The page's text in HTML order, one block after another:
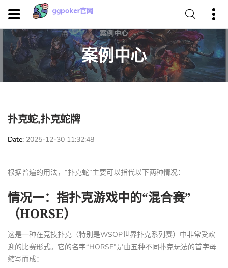
案例中心
扑克蛇,扑克蛇牌
Date 2025-12-30 11:32:48
根据普遍的用法，“扑克蛇”主要可以指代以下两种情况：
情况一：指扑克游戏中的“混合赛”
（HORSE）
这是一种在竞技扑克（特别是WSOP世界扑克系列赛）中非常受欢
迎的比赛形式。它的名字“HORSE”是由五种不同扑克玩法的首字母
缩写而成：